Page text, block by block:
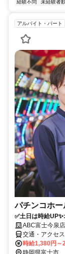
経験不問 未経験者
アルバイト・パート
パチンコホ
✅土日は時給
ABC富士今泉店
交通・アクセ
時給1,380円～